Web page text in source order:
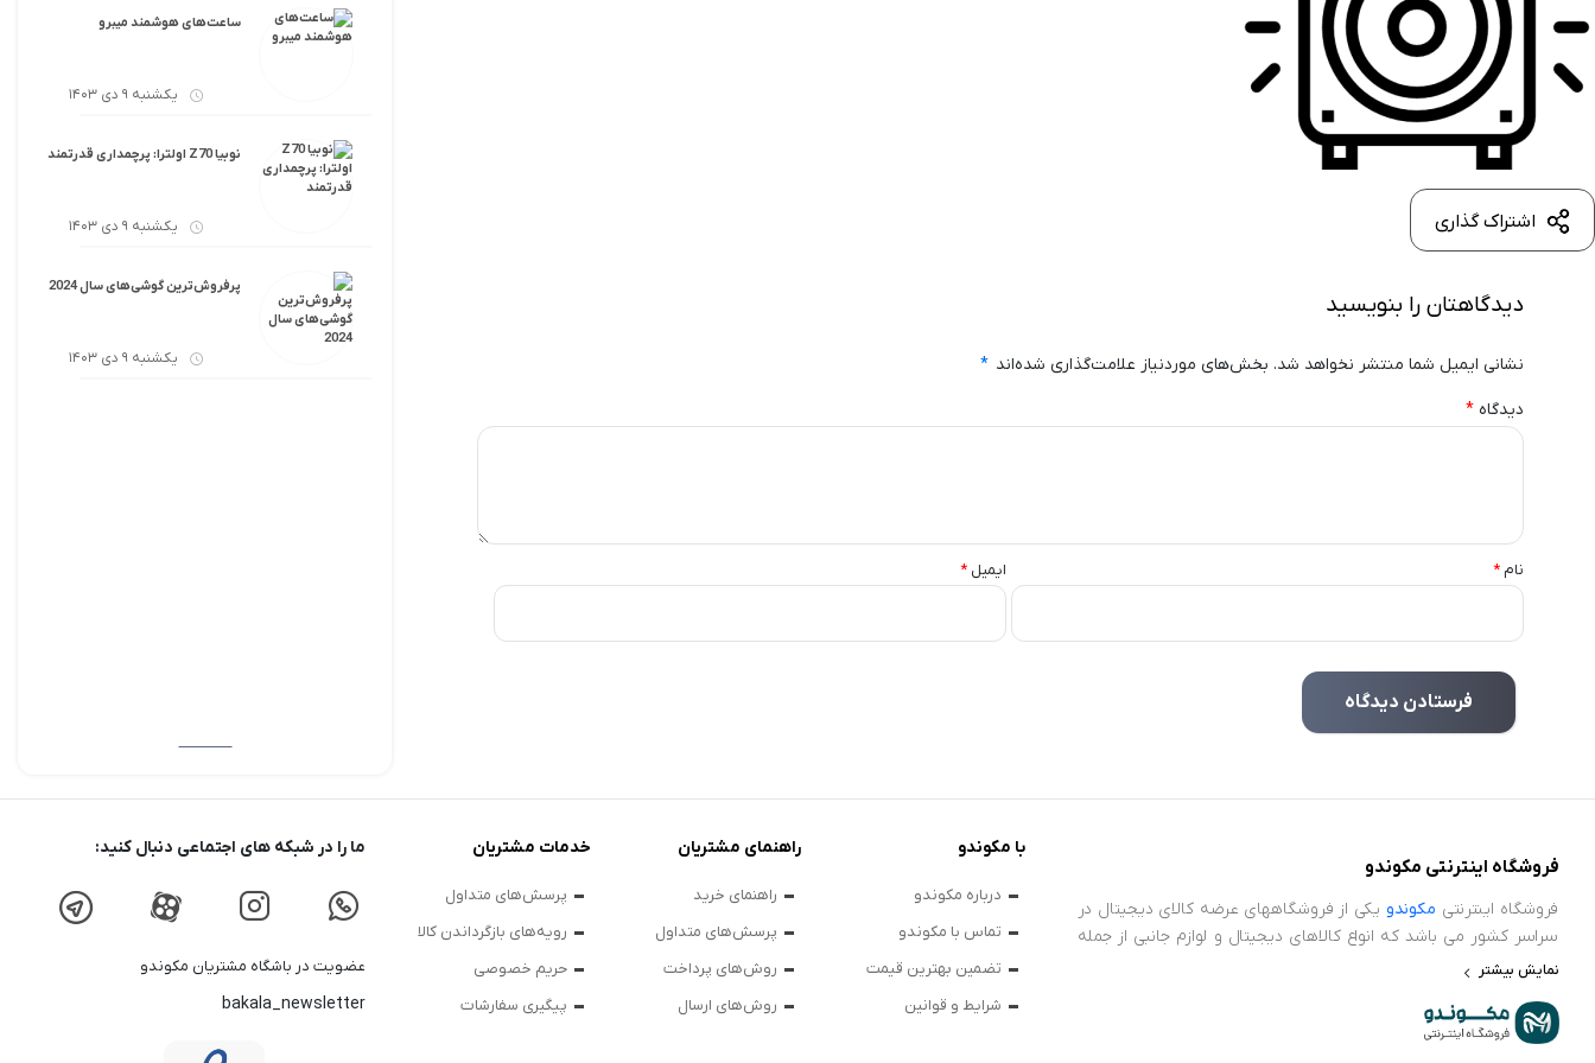
اشتراک گذاری
دیدگاهتان را بنویسید
نشانی ایمیل شما منتشر نخواهد شد. بخش‌های موردنیاز علامت‌گذاری شده‌اند *
دیدگاه*
نام* ایمیل*
ساعت‌های هوشمند میبرو
یکشنبه 9 دی 1403
نوبیا Z70 اولترا: پرچمداری قدرتمند
یکشنبه 9 دی 1403
پرفروش‌ترین گوشی‌های سال 2024
یکشنبه 9 دی 1403
فروشگاه اینترنتی مکوندو
فروشگاه اینترنتی مکوندو یکی از فروشگاههای عرضه کالای دیجیتال در
سراسر کشور می باشد که انواع کالاهای دیجیتال و لوازم جانبی از جمله
ایرپاد، ساعت هوشمند، پاور بانک، محافظ صفحه نمایش، اسپیکر و
فروشگاه اینترنتی مکوندو برای اطمینان خاطر و خریدی بدون دغدغه،
ضمانت اصالت کالا و سلامت فیزیکی را برای تمامی محصولات خود در نظر
نمایش بیشتر
با مکوندو
درباره مکوندو
تماس با مکوندو
تضمین بهترین قیمت
شرایط و قوانین
راهنمای مشتریان
راهنمای خرید
پرسش‌های متداول
روش‌های پرداخت
روش‌های ارسال
خدمات مشتریان
پرسش‌های متداول
رویه‌های بازگرداندن کالا
حریم خصوصی
پیگیری سفارشات
ما را در شبکه های اجتماعی دنبال کنید:
عضویت در باشگاه مشتریان مکوندو
bakala_newsletter